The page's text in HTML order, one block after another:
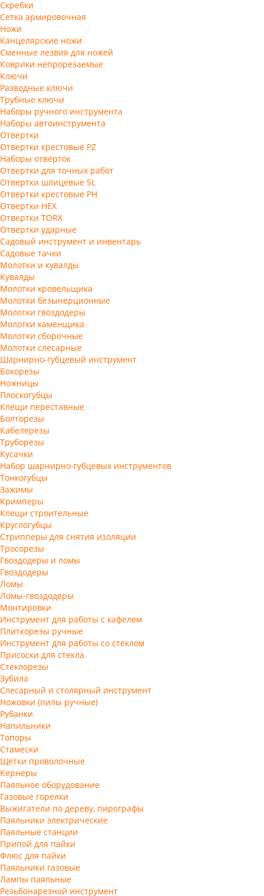
Скребки
Сетка армировочная
Ножи
Канцелярские ножи
Сменные лезвия для ножей
Коврики непрорезаемые
Ключи
Разводные ключи
Трубные ключи
Наборы ручного инструмента
Наборы автоинструмента
Отвертки
Отвертки крестовые PZ
Наборы отвёрток
Отвертки для точных работ
Отвертки шлицевые SL
Отвертки крестовые PH
Отвертки HEX
Отвертки TORX
Отвертки ударные
Садовый инструмент и инвентарь
Садовые тачки
Молотки и кувалды
Кувалды
Молотки кровельщика
Молотки безынерционные
Молотки гвоздодеры
Молотки каменщика
Молотки сборочные
Молотки слесарные
Шарнирно-губцевый инструмент
Бокорезы
Ножницы
Плоскогубцы
Клещи переставные
Болторезы
Кабелерезы
Труборезы
Кусачки
Набор шарнирно-губцевых инструментов
Тонкогубцы
Зажимы
Кримперы
Клещи строительные
Круглогубцы
Стрипперы для снятия изоляции
Тросорезы
Гвоздодеры и ломы
Гвоздодеры
Ломы
Ломы-гвоздодеры
Монтировки
Инструмент для работы с кафелем
Плиткорезы ручные
Инструмент для работы со стеклом
Присоски для стекла
Стеклорезы
Зубила
Слесарный и столярный инструмент
Ножовки (пилы ручные)
Рубанки
Напильники
Топоры
Стамески
Щётки проволочные
Кернеры
Паяльное оборудование
Газовые горелки
Выжигатели по дереву, пирографы
Паяльники электрические
Паяльные станции
Припой для пайки
Флюс для пайки
Паяльники газовые
Лампы паяльные
Резьбонарезной инструмент